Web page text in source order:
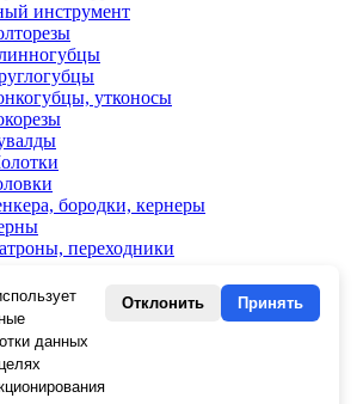
инструмент
утконосы
бородки, кернеры
переходники
электрика
кольца
стопорных колец
для изоляции
данных
Отклонить Принять